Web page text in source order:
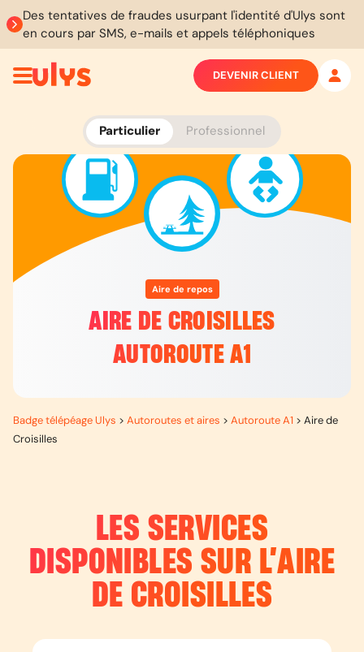
Des tentatives de fraudes usurpant l'identité d'Ulys sont
en cours par SMS, e-mails et appels téléphoniques
Particulier Professionnel
DEVENIR CLIENT
Aire de repos
AIRE DE CROISILLES
AUTOROUTE A1
Badge télépéage Ulys > Autoroutes et aires > Autoroute A1 > Aire de
Croisilles
LES SERVICES
DISPONIBLES SUR L’AIRE
DE CROISILLES